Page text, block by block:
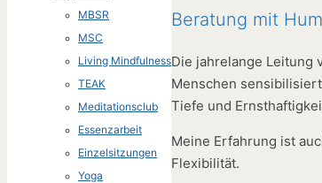
MBSR
MSC
Living Mindfulness
TEAK
Meditationsclub
Essenzarbeit
Einzelsitzungen
Yoga
Beratung mit
Die jahrelange Leitung
Menschen
Tiefe und
Meine Erfahrung ist
Flexibilität.